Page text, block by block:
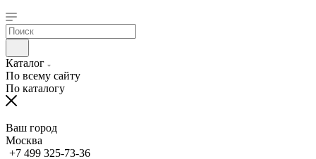
Каталог
По всему сайту
По каталогу
Ваш город
Москва
+7 499 325-73-36